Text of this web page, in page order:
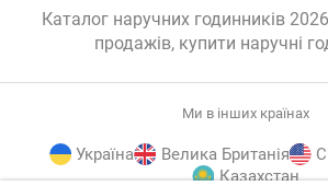
Каталог наручних годинників
продажів, купити наручні
Ми в інших країнах
Україна Велика Британія
Казахстан